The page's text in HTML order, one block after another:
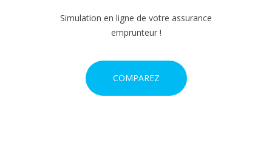
Simulation en ligne de votre assurance
emprunteur !
COMPAREZ